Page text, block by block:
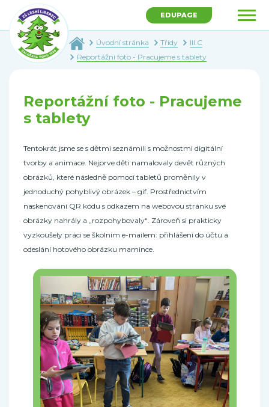
EDUPAGE
Úvodní stránka Třídy
III.C
Reportážní foto - Pracujeme s tablety
Reportážní foto - Pracujeme
s tablety
Tentokrát jsme se s dětmi seznámili s možnostmi digitální
tvorby a animace. Nejprve děti namalovaly devět různých
obrázků, které následně pomocí tabletů proměnily v
jednoduchý pohyblivý obrázek – gif. Prostřednictvím
naskenování QR kódu s odkazem na webovou stránku své
obrázky nahrály a „rozpohybovaly“. Zároveň si prakticky
vyzkoušely práci se školním e-mailem: přihlášení do účtu a
odeslání hotového obrázku mamince.